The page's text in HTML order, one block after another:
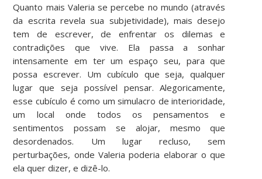
Quanto mais Valeria se percebe no mundo (através
da escrita revela sua subjetividade), mais desejo
tem de escrever, de enfrentar os dilemas e
contradições que vive. Ela passa a sonhar
intensamente em ter um espaço seu, para que
possa escrever. Um cubículo que seja, qualquer
lugar que seja possível pensar. Alegoricamente,
esse cubículo é como um simulacro de interioridade,
um local onde todos os pensamentos e
sentimentos possam se alojar, mesmo que
desordenados. Um lugar recluso, sem
perturbações, onde Valeria poderia elaborar o que
ela quer dizer, e dizê-lo.